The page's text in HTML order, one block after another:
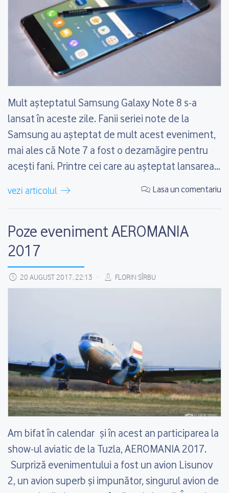
Mult așteptatul Samsung Galaxy Note 8 s-a
lansat în aceste zile. Fanii seriei note de la
Samsung au așteptat de mult acest eveniment,
mai ales că Note 7 a fost o dezamăgire pentru
acești fani. Printre cei care au așteptat lansarea
recent mi-am spart telefonul, un...
vezi articolul Lasa un comentariu
Poze eveniment AEROMANIA
2017
20 AUGUST 2017, 22:13 FLORIN SÎRBU
Am bifat în calendar și în acest an participarea la
show-ul aviatic de la Tuzla, AEROMANIA 2017.
Surpriză evenimentului a fost un avion Lisunov
2, un avion superb și impunător, singurul avion de